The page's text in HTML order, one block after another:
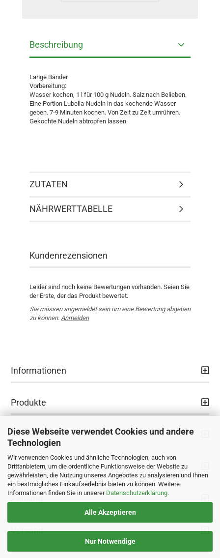
Diese Webseite verwendet Cookies und andere
Technologien
Wir verwenden Cookies und ähnliche Technologien, auch von
Drittanbietern, um die ordentliche Funktionsweise der Website zu
gewährleisten, die Nutzung unseres Angebotes zu analysieren und Ihnen
ein bestmögliches Einkaufserlebnis bieten zu können. Weitere
Informationen finden Sie in unserer Datenschutzerklärung.
Alle Akzeptieren
Nur Notwendige
Beschreibung
Lange Bänder
Vorbereitung:
Wasser kochen, 1 l für 100 g Nudeln. Salz nach Belieben.
Eine Portion Lubella-Nudeln in das kochende Wasser
geben. 7-9 Minuten kochen. Von Zeit zu Zeit umrühren.
Gekochte Nudeln abtropfen lassen.
ZUTATEN
NÄHRWERTTABELLE
Kundenrezensionen
Leider sind noch keine Bewertungen vorhanden. Seien Sie
der Erste, der das Produkt bewertet.
Sie müssen angemeldet sein um eine Bewertung abgeben
zu können. Anmelden
Informationen
Produkte
Ihr Konto
Kontaktdaten
Zahlung
Versand